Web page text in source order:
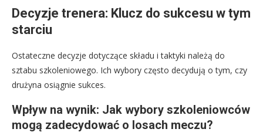
Decyzje trenera: Klucz do sukcesu w tym
starciu
Ostateczne decyzje dotyczące składu i taktyki należą do
sztabu szkoleniowego. Ich wybory często decydują o tym, czy
drużyna osiągnie sukces.
Wpływ na wynik: Jak wybory szkoleniowców
mogą zadecydować o losach meczu?